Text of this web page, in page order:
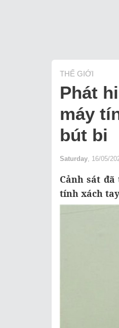
THẾ GIỚI
Phát
máy
bút bi
Saturday , 16/05/
Cảnh sát
tính xách